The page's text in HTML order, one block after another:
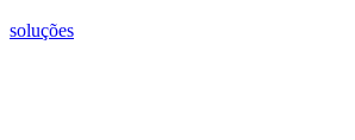
soluções